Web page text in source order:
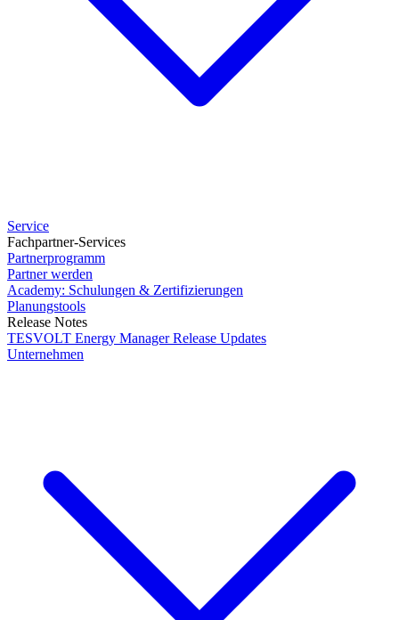
Service
Fachpartner-Services
Partnerprogramm
Partner werden
Academy: Schulungen & Zertifizierungen
Planungstools
Release Notes
TESVOLT Energy Manager Release Updates
Unternehmen